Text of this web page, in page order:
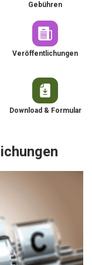
Gebühren
Veröffentlichungen
Download & Formular